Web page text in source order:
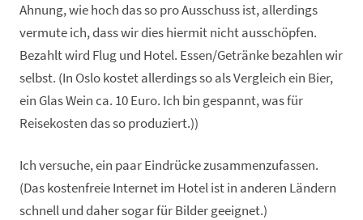
Ahnung, wie hoch das so pro Ausschuss ist, allerdings
vermute ich, dass wir dies hiermit nicht ausschöpfen.
Bezahlt wird Flug und Hotel. Essen/Getränke bezahlen wir
selbst. (In Oslo kostet allerdings so als Vergleich ein Bier,
ein Glas Wein ca. 10 Euro. Ich bin gespannt, was für
Reisekosten das so produziert.))
Ich versuche, ein paar Eindrücke zusammenzufassen.
(Das kostenfreie Internet im Hotel ist in anderen Ländern
schnell und daher sogar für Bilder geeignet.)